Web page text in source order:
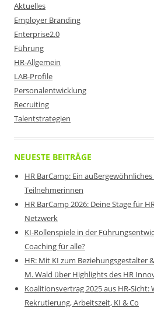
Aktuelles
Employer Branding
Enterprise2.0
Führung
HR-Allgemein
LAB-Profile
Personalentwicklung
Recruiting
Talentstrategien
NEUESTE BEITRÄGE
HR BarCamp: Ein
Teilnehmerinnen
HR BarCamp 2026: Deine Stage für
Netzwerk
KI-Rollenspiele in der
Coaching für alle?
HR: Mit KI zum Beziehungsgestalter
M. Wald über Highlights des HR
Koalitionsvertrag 2025 aus HR-Sicht:
Rekrutierung, Arbeitszeit, KI & Co